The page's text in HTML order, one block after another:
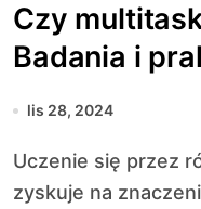
Czy
Badania i
lis 28, 2024
Uczenie się przez różne zmysły to temat, który
zyskuje na